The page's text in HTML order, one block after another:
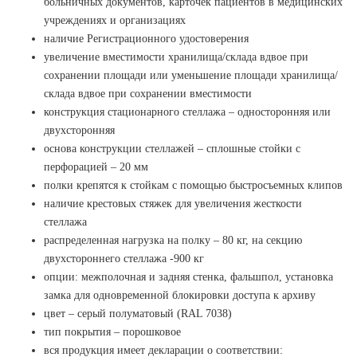
учреждениях и организациях
наличие Регистрационного удостоверения
увеличение вместимости хранилища/склада вдвое при
сохранении площади или уменьшение площади хранилища/
склада вдвое при сохранении вместимости
конструкция стационарного стеллажа – односторонняя или
двухсторонняя
основа конструкции стеллажей – сплошные стойки с
перфорацией – 20 мм
полки крепятся к стойкам с помощью быстросъемных клипов
наличие крестовых стяжек для увеличения жесткости
стеллажа
распределенная нагрузка на полку – 80 кг, на секцию
двухстороннего стеллажа -900 кг
опции: межполочная и задняя стенка, фальшпол, установка
замка для одновременной блокировки доступа к архиву
цвет – серый полуматовый (RAL 7038)
тип покрытия – порошковое
вся продукция имеет декларации о соответствии: